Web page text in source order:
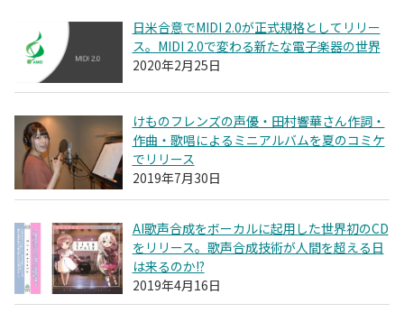
日米合意でMIDI 2.0が正式規格としてリリー
ス。MIDI 2.0で変わる新たな電子楽器の世界
2020年2月25日
けものフレンズの声優・田村響華さん作詞・
作曲・歌唱によるミニアルバムを夏のコミケ
でリリース
2019年7月30日
AI歌声合成をボーカルに起用した世界初のCD
をリリース。歌声合成技術が人間を超える日
は来るのか!?
2019年4月16日